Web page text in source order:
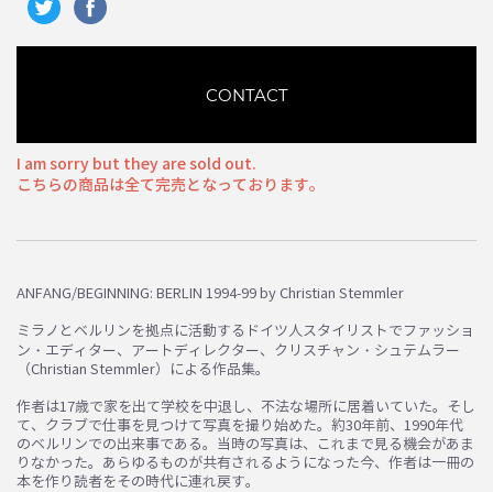
CONTACT
I am sorry but they are sold out.
こちらの商品は全て完売となっております。
ANFANG/BEGINNING: BERLIN 1994-99 by Christian Stemmler
ミラノとベルリンを拠点に活動するドイツ人スタイリストでファッショ
ン・エディター、アートディレクター、クリスチャン・シュテムラー
（Christian Stemmler）による作品集。
作者は17歳で家を出て学校を中退し、不法な場所に居着いていた。そし
て、クラブで仕事を見つけて写真を撮り始めた。約30年前、1990年代
のベルリンでの出来事である。当時の写真は、これまで見る機会があま
りなかった。あらゆるものが共有されるようになった今、作者は一冊の
本を作り読者をその時代に連れ戻す。